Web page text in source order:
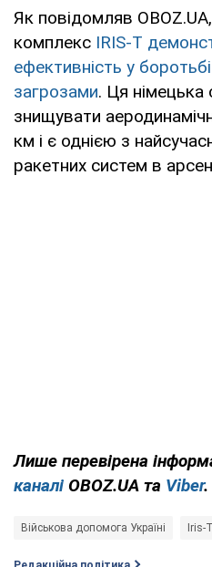
Як повідомляв
комплекс IRIS-T
ефективність у
загрозами. Ця
знищувати
км і є однією з
ракетних систем в
Лише перевірена
каналі OBOZ.UA та Viber.
Військова допомога Україні Iris-T